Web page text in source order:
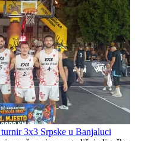
u Stanišiću
za Premijer ligu BiH